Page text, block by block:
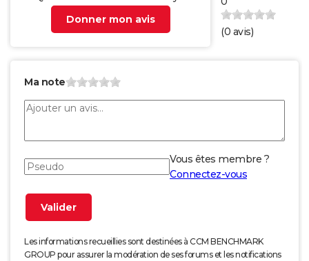
Donner mon avis
(0 avis)
Ma note
Vous êtes membre ?
Connectez-vous
Les informations recueillies sont destinées à CCM BENCHMARK
GROUP pour assurer la modération de ses forums et les notifications